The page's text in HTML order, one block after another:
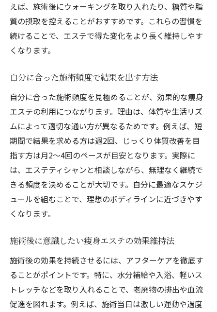
えば、施術後にウォーキングを取り入れたり、糖質や脂
質の摂取を控えることがおすすめです。これらの習慣を
続けることで、エステで得た変化をより長く維持しやす
くなります。
自分に合った施術頻度で結果を出す方法
自分に合った施術頻度を見極めることが、効果的な痩身
エステの利用につながります。理由は、体質や生活リズ
ムによって適切な通い方が異なるためです。例えば、短
期間で結果を求める方は週2回、じっくり体質改善を目
指す方は月2～4回のペースが目安となります。実際に
は、エステティシャンと相談しながら、無理なく継続で
きる頻度を決めることが大切です。自分に最適なスケジ
ュールを組むことで、理想のボディラインに近づきやす
くなります。
施術後に意識したい痩身エステの効果維持法
施術後の効果を持続させるには、アフターケアを徹底す
ることがポイントです。特に、水分補給や入浴、軽いス
トレッチなどを取り入れることで、老廃物の排出や血流
促進を図れます。例えば、施術当日は激しい運動や過度